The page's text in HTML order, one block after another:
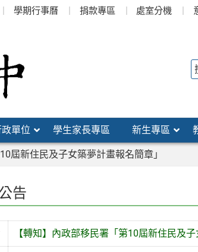
學期行事曆 捐款專區 處室分機
單位 學生家長專區 新生專區
屆新住民及子女築夢計畫報名簡章」
告
【轉知】內政部移民署「第10屆新住民及子